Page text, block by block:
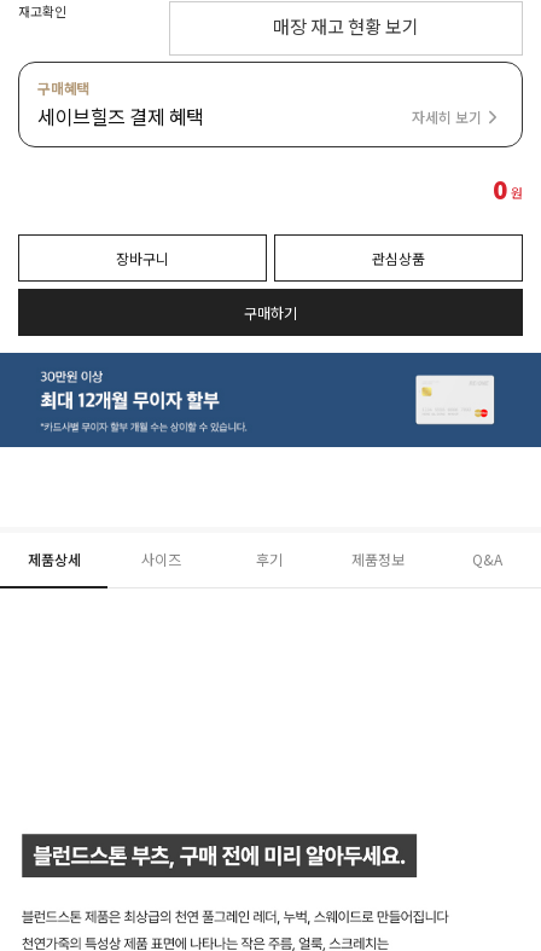
재고확인
매장 재고 현황 보기
구매혜택
세이브힐즈 결제 혜택 자세히 보기
0원
장바구니 관심상품
구매하기
제품상세 사이즈 후기 제품정보 Q&A